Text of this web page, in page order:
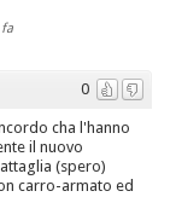
0
cha l'hanno
il nuovo
(spero)
carro-armato ed